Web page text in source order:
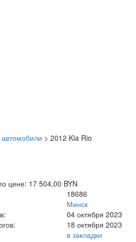
> 2012 Kia Rio
цене: 17 504,00 BYN
18686
Минск
04 октября 2023
18 октября 2023
в закладки